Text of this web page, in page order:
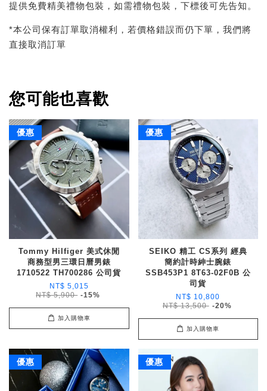
提供免費精美禮物包裝，如需禮物包裝，下標後可先告知。
*本公司保有訂單取消權利，若價格錯誤而仍下單，我們將
直接取消訂單
您可能也喜歡
優惠
Tommy Hilfiger 美式休閒
商務型男三環日曆男錶
1710522 TH700286 公司貨
NT$ 5,015
NT$ 5,900 -15%
加入購物車
優惠
SEIKO 精工 CS系列 經典
簡約計時紳士腕錶
SSB453P1 8T63-02F0B 公
司貨
NT$ 10,800
NT$ 13,500 -20%
加入購物車
優惠 優惠